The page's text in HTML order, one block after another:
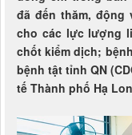
đã đến thăm, động
cho các lực lượng
chốt kiểm dịch;
bệnh tật tỉnh QN
tế Thành phố Hạ